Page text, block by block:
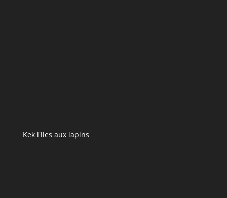
Kek l'iles aux lapins